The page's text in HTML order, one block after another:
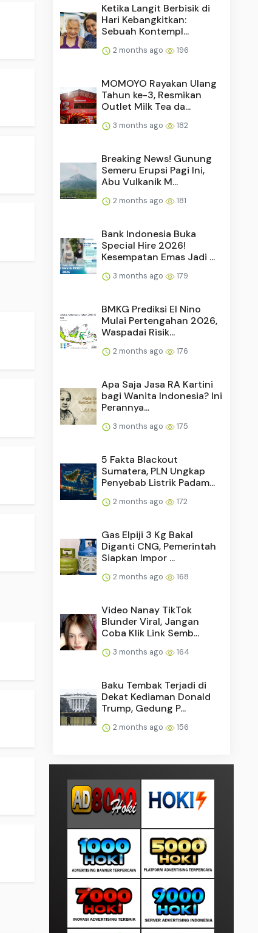
Ketika Langit Berbisik di
Hari Kebangkitkan:
Sebuah Kontempl...
2 months ago 196
MOMOYO Rayakan Ulang
Tahun ke-3, Resmikan
Outlet Milk Tea da...
3 months ago 182
Breaking News! Gunung
Semeru Erupsi Pagi Ini,
Abu Vulkanik M...
2 months ago 181
Bank Indonesia Buka
Special Hire 2026!
Kesempatan Emas Jadi ...
3 months ago 179
BMKG Prediksi El Nino
Mulai Pertengahan 2026,
Waspadai Risik...
2 months ago 176
Apa Saja Jasa RA Kartini
bagi Wanita Indonesia? Ini
Perannya...
3 months ago 175
5 Fakta Blackout
Sumatera, PLN Ungkap
Penyebab Listrik Padam...
2 months ago 172
Gas Elpiji 3 Kg Bakal
Diganti CNG, Pemerintah
Siapkan Impor ...
2 months ago 168
Video Nanay TikTok
Blunder Viral, Jangan
Coba Klik Link Semb...
3 months ago 164
Baku Tembak Terjadi di
Dekat Kediaman Donald
Trump, Gedung P...
2 months ago 156